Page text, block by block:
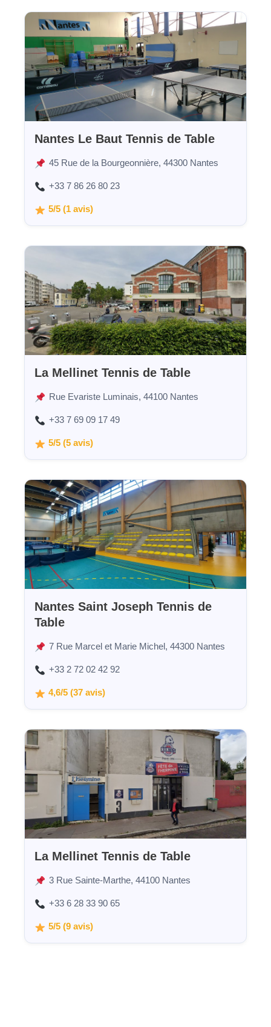
Nantes Le Baut Tennis de Table
45 Rue de la Bourgeonnière, 44300 Nantes
+33 7 86 26 80 23
5/5 (1 avis)
La Mellinet Tennis de Table
Rue Evariste Luminais, 44100 Nantes
+33 7 69 09 17 49
5/5 (5 avis)
Nantes Saint Joseph Tennis de
Table
7 Rue Marcel et Marie Michel, 44300 Nantes
+33 2 72 02 42 92
4,6/5 (37 avis)
La Mellinet Tennis de Table
3 Rue Sainte-Marthe, 44100 Nantes
+33 6 28 33 90 65
5/5 (9 avis)